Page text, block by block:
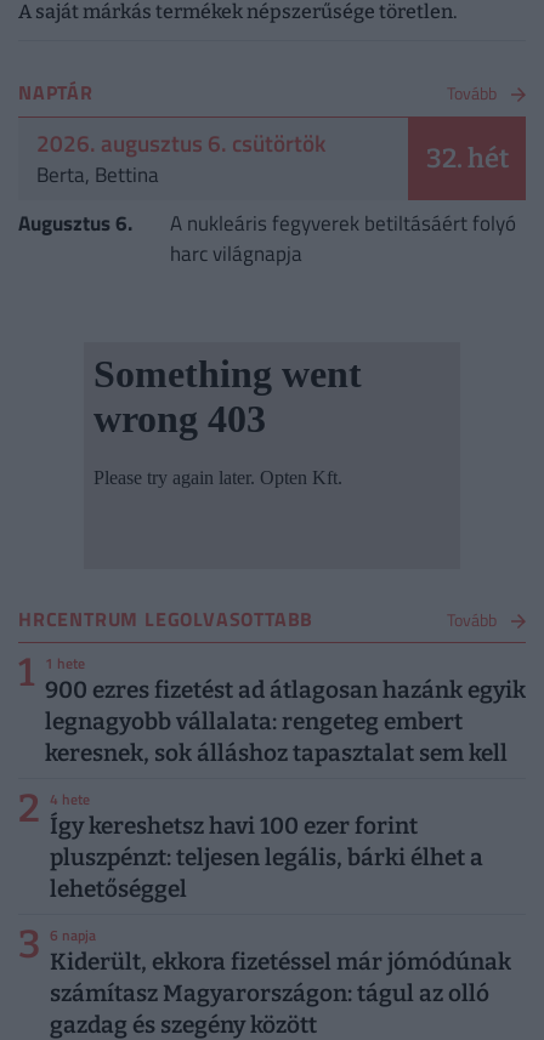
A saját márkás termékek népszerűsége töretlen.
NAPTÁR Tovább
2026. augusztus 6. csütörtök
Berta, Bettina 32. hét
Augusztus 6.
A nukleáris fegyverek betiltásáért folyó
harc világnapja
HRCENTRUM LEGOLVASOTTABB Tovább
1 1 hete
900 ezres fizetést ad átlagosan hazánk egyik
legnagyobb vállalata: rengeteg embert
keresnek, sok álláshoz tapasztalat sem kell
2 4 hete
Így kereshetsz havi 100 ezer forint
pluszpénzt: teljesen legális, bárki élhet a
lehetőséggel
3 6 napja
Kiderült, ekkora fizetéssel már jómódúnak
számítasz Magyarországon: tágul az olló
gazdag és szegény között